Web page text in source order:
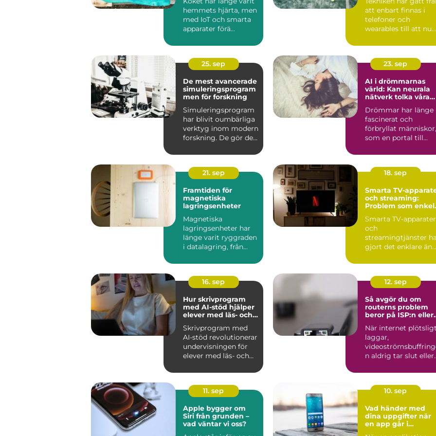
hemmets hjärta, men
med IoT och smarta
apparater förä...
att enbart finnas i
telefoner och
wearables till att nu
25. sep
De mest avancerade
simuleringsprogram
men för forskning
Simuleringsprogram
har blivit oumbärliga
verktyg inom modern
forskning. De gör det
23. sep
AI i drömmarnas
värld: Kan neurala
nätverk tolka våra
Drömmar har länge
fascinerat och
förbryllat människor,
som en portal till
21. sep
Framtiden för
magnetiska
lagringsenheter
Magnetiska
lagringsenheter har
länge varit ryggraden
i datalagring, från
18. sep
Smarta TV-
och streaming:
Problem som
Smarta TV-apparater
och
streamingtjänster
gjort det enklare än
16. sep
Hur skrivprogram
med AI-stöd hjälper
elever med läs- och
Skrivprogram med
AI-stöd revolutionerar
undervisningen för
elever med läs- och
12. sep
Så avgör du om
routerns problem
beror på ISP:n eller
När internet plötsligt
laggar,
n aldrig tar slut eller
11. sep
Apple bygger om
Siri från grunden –
vad väntar vi oss?
10. sep
Vad händer med
dina uppgifter när
en app går i